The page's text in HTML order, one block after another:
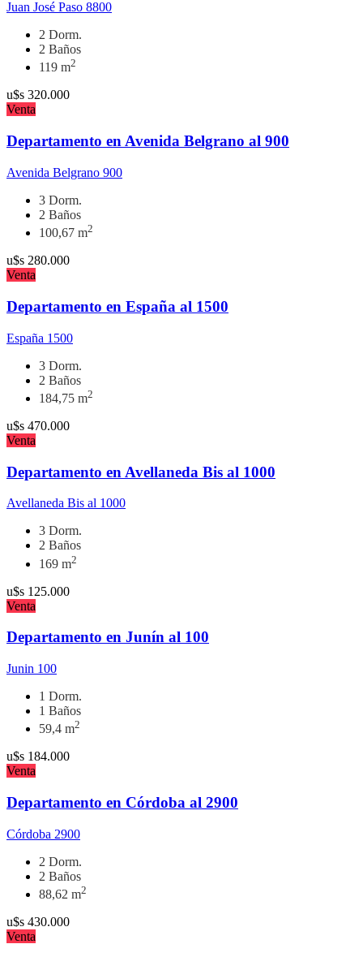
Juan José Paso 8800
2 Dorm.
2 Baños
119 m2
u$s 320.000
Venta
Departamento en Avenida Belgrano al 900
Avenida Belgrano 900
3 Dorm.
2 Baños
100,67 m2
u$s 280.000
Venta
Departamento en España al 1500
España 1500
3 Dorm.
2 Baños
184,75 m2
u$s 470.000
Venta
Departamento en Avellaneda Bis al 1000
Avellaneda Bis al 1000
3 Dorm.
2 Baños
169 m2
u$s 125.000
Venta
Departamento en Junín al 100
Junin 100
1 Dorm.
1 Baños
59,4 m2
u$s 184.000
Venta
Departamento en Córdoba al 2900
Córdoba 2900
2 Dorm.
2 Baños
88,62 m2
u$s 430.000
Venta